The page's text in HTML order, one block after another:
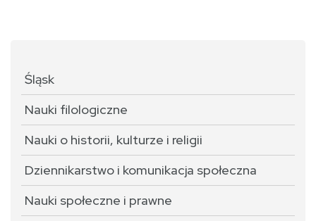
Śląsk
Nauki filologiczne
Nauki o historii, kulturze i religii
Dziennikarstwo i komunikacja społeczna
Nauki społeczne i prawne